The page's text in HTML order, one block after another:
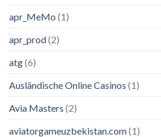
apr_MeMo (1)
apr_prod(2)
atg(6)
Ausländische Online Casinos (1)
Avia Masters (2)
aviatorgameuzbekistan.com(1)